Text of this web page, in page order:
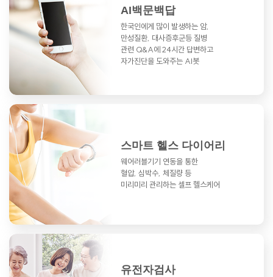
AI백문백답
한국인에게 많이 발생하는 암,
만성질환, 대사증후군등 질병
관련 Q&A에24시간 답변하고
자가진단을 도와주는 AI봇
스마트 헬스 다이어리
웨어러블기기 연동을 통한
혈압, 심박수, 체질량 등
미리미리 관리하는 셀프 헬스케어
유전자검사